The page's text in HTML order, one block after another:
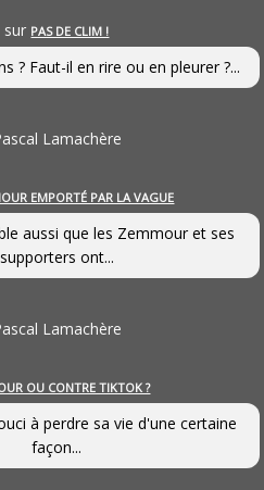
sur PAS DE CLIM !
? Faut-il en rire ou en pleurer ?...
Lamachère
EMPORTÉ PAR LA VAGUE
aussi que les Zemmour et ses
supporters ont...
Lamachère
OU CONTRE TIKTOK ?
à perdre sa vie d'une certaine
façon...